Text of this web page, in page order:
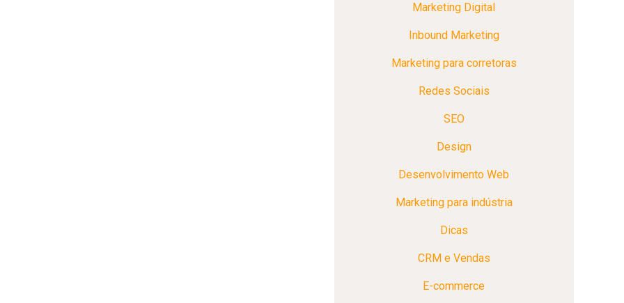
Marketing Digital
Inbound Marketing
Marketing para corretoras
Redes Sociais
SEO
Design
Desenvolvimento Web
Marketing para indústria
Dicas
CRM e Vendas
E-commerce